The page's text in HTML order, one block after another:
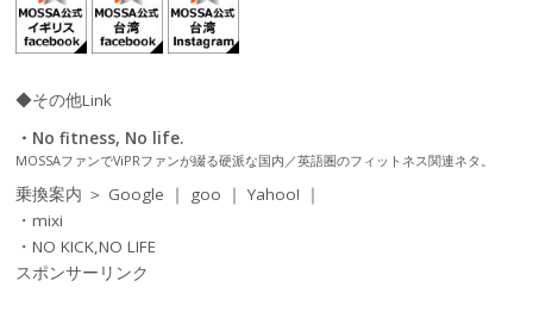
◆その他Link
・No fitness, No life.
MOSSAファンでViPRファンが綴る硬派な国内／英語圏のフィットネス関連ネタ。
乗換案内 ＞ Google ｜ goo ｜Yahoo! ｜
・mixi
・NO KICK,NO LIFE
スポンサーリンク